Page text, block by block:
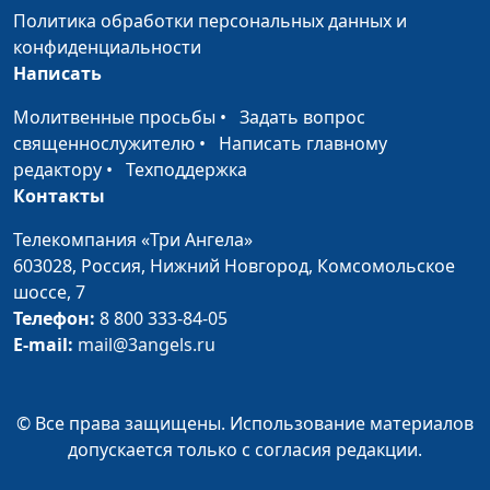
психолог
Хороший родитель:
самостоятельность
клинический
психолог
Хороший родитель: как
правильно проявлять
любовь
психолог
Кто влияет на
мотивацию ребёнка в
Школьная мотивация:
Юлия Синицына,
Политика обработки персональных данных и
конфиденциальности
Написать
Молитвенные просьбы • Задать вопрос
священнослужителю • Написать главному
редактору • Техподдержка
Контакты
Телекомпания «Три Ангела»
603028, Россия, Нижний Новгород, Комсомольское
шоссе, 7
Телефон: 8 800 333-84-05
E-mail: mail@3angels.ru
© Все права защищены. Использование материалов
допускается только с согласия редакции.